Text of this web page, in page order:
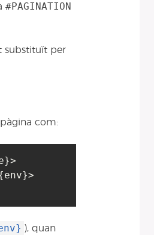
#PAGINATION
substituït per
com:
), quan